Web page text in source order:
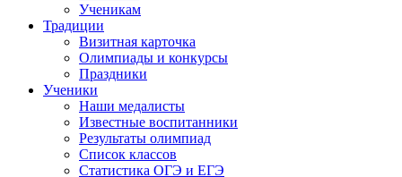
Ученикам
Традиции
Визитная карточка
Олимпиады и конкурсы
Праздники
Ученики
Наши медалисты
Известные воспитанники
Результаты олимпиад
Список классов
Статистика ОГЭ и ЕГЭ